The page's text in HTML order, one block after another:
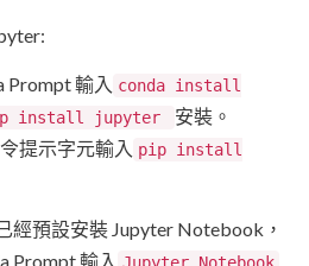
Prompt 輸入 conda install
install jupyter
安裝。
提示字元輸入 pip install
經預設安裝 Jupyter Notebook，
Prompt 輸入